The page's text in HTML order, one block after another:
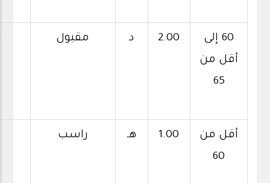
60 إلى
أقل من
65
2.00 د مقبول
أقل من
60
1.00 هـ راسب